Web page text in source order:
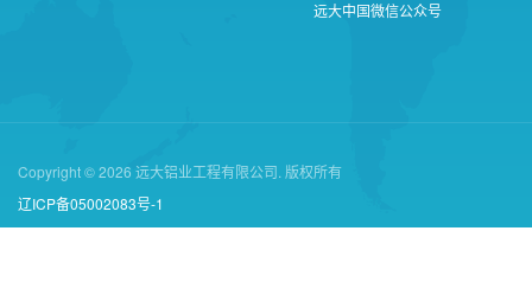
远大中 国微信公众号
Copyright © 2026 远大铝业工程有限公司. 版权所有
辽ICP备05002083号-1